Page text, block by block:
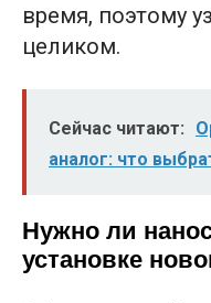
время, поэтому
целиком.
Сейчас читают:
аналог: что
Нужно ли
установке